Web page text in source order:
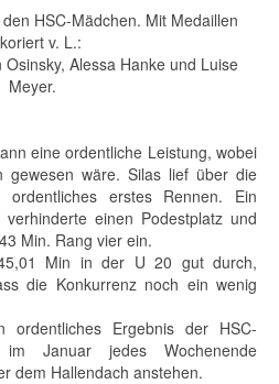
HSC-Mädchen. Mit Medaillen
v. L.:
Alessa Hanke und Luise
Meyer.
eine ordentliche Leistung, wobei
gewesen wäre. Silas lief über die
erstes Rennen. Ein
einen Podestplatz und
Min. Rang vier ein.
Min in der U 20 gut durch,
die Konkurrenz noch ein wenig
Ergebnis der HSC-
Januar jedes Wochenende
dem Hallendach anstehen.